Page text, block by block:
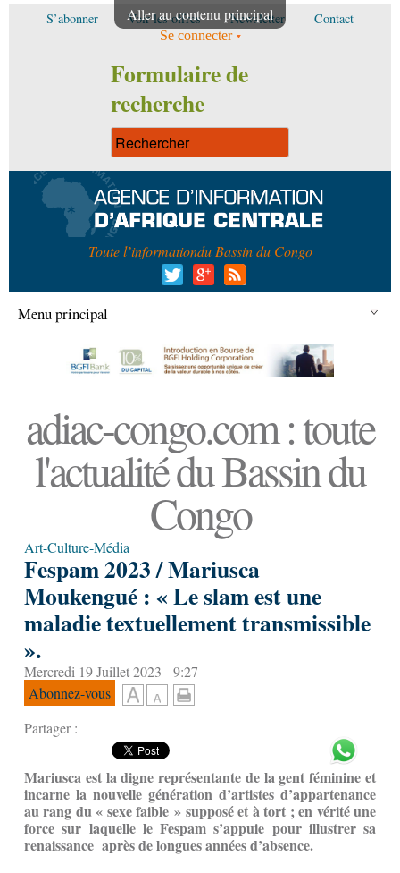
Aller au contenu principal
S’abonner Voir les offres Newsletter Contact
Se connecter
Formulaire de
recherche
Toute l’informationdu Bassin du Congo
Menu principal
adiac-congo.com : toute
l'actualité du Bassin du
Congo
Art-Culture-Média
Fespam 2023 / Mariusca
Moukengué : « Le slam est une
maladie textuellement transmissible
».
Mercredi 19 Juillet 2023 - 9:27
Abonnez-vous
Partager :
Mariusca est la digne représentante de la gent féminine et
incarne la nouvelle génération d’artistes d’appartenance
au rang du « sexe faible » supposé et à tort ; en vérité une
force sur laquelle le Fespam s’appuie pour illustrer sa
renaissance après de longues années d’absence.